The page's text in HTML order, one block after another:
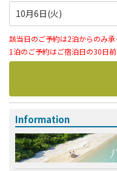
10月6日(火)
該当日のご予約は2泊からのみ承
1泊のご予約はご宿泊日の30日前
Information